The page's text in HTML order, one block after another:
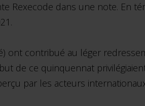
Rexecode dans une note. En
ont contribué au léger
de ce quinquennat
par les acteurs